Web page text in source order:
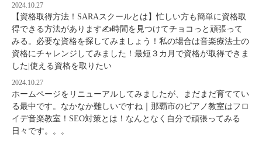
2024.10.27
【資格取得方法！SARAスクールとは】忙しい方も簡単に資格取
得できる方法があります✍時間を見つけてチョコっと頑張って
みる。必要な資格を探してみましょう！私の場合は音楽療法士の
資格にチャレンジしてみました！最短３カ月で資格が取得できま
した|使える資格を取りたい
2024.10.27
ホームページをリニューアルしてみましたが、まだまだ育ててい
る最中です。なかなか難しいですね｜那覇市のピアノ教室はフロ
イデ音楽教室！SEO対策とは！なんとなく自分で頑張ってみる
日々です。。。